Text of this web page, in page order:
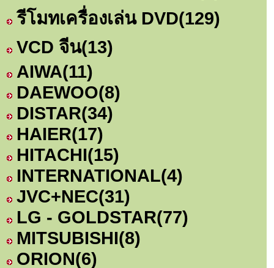
รีโมทเครื่องเล่น DVD(129)
VCD จีน(13)
AIWA(11)
DAEWOO(8)
DISTAR(34)
HAIER(17)
HITACHI(15)
INTERNATIONAL(4)
JVC+NEC(31)
LG - GOLDSTAR(77)
MITSUBISHI(8)
ORION(6)